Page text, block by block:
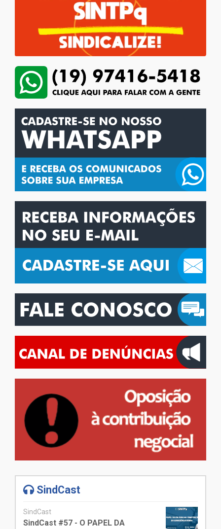
SindCast
SindCast
SindCast #57 - O PAPEL DA